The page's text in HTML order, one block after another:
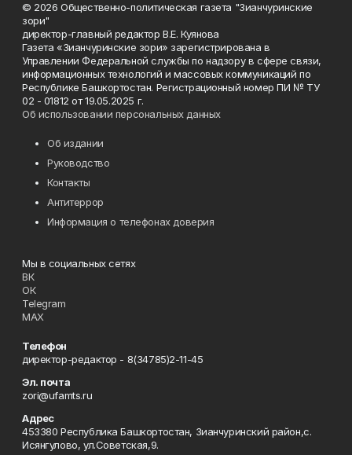
© 2026 Общественно-политическая газета "Зианчуринские
зори"
директор-главный редактор В.Е. Куянова
Газета «Зианчуринские зори» зарегистрирована в
Управлении Федеральной службы по надзору в сфере связи,
информационных технологий и массовых коммуникаций по
Республике Башкортостан. Регистрационный номер ПИ № ТУ
02 - 01812 от 19.05.2025 г.
Об использовании персональных данных
Об издании
Руководство
Контакты
Антитеррор
Информация о телефонах доверия
Мы в социальных сетях
ВК
ОК
Telegram
MAX
Телефон
директор-редактор - 8(34785)2-11-45
Эл. почта
zori@ufamts.ru
Адрес
453380 Республика Башкортостан, Зианчуринский район,с.
Исянгулово, ул.Советская,9.